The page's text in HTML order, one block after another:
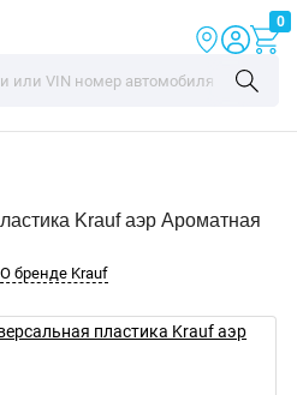
0
Krauf аэр Ароматная
О бренде Krauf